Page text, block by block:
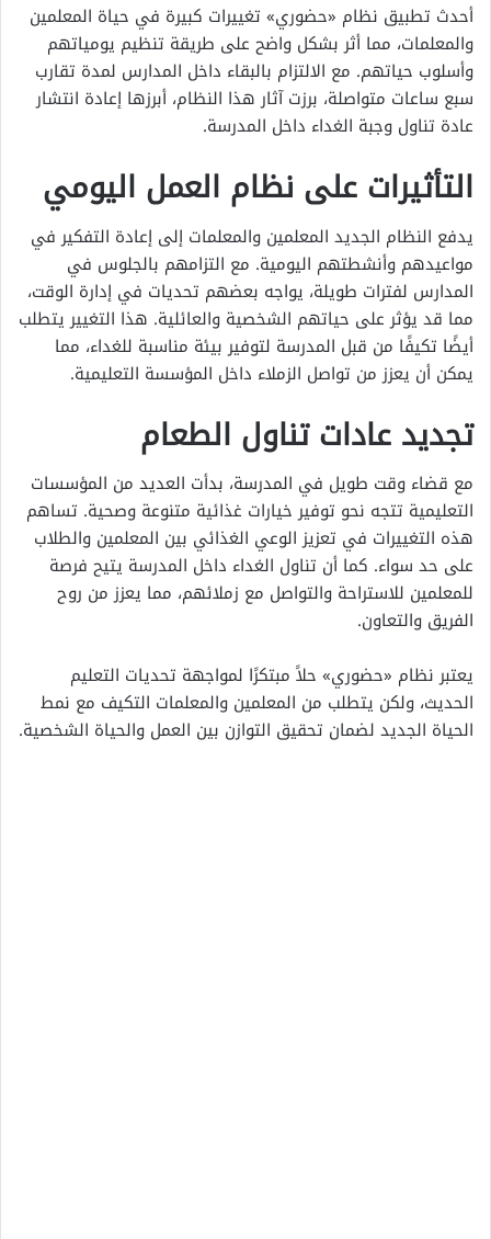
أحدث تطبيق نظام «حضوري» تغييرات كبيرة في حياة المعلمين
والمعلمات، مما أثر بشكل واضح على طريقة تنظيم يومياتهم
وأسلوب حياتهم. مع الالتزام بالبقاء داخل المدارس لمدة تقارب
سبع ساعات متواصلة، برزت آثار هذا النظام، أبرزها إعادة انتشار
عادة تناول وجبة الغداء داخل المدرسة.
التأثيرات على نظام العمل اليومي
يدفع النظام الجديد المعلمين والمعلمات إلى إعادة التفكير في
مواعيدهم وأنشطتهم اليومية. مع التزامهم بالجلوس في
المدارس لفترات طويلة، يواجه بعضهم تحديات في إدارة الوقت،
مما قد يؤثر على حياتهم الشخصية والعائلية. هذا التغيير يتطلب
أيضًا تكيفًا من قبل المدرسة لتوفير بيئة مناسبة للغداء، مما
يمكن أن يعزز من تواصل الزملاء داخل المؤسسة التعليمية.
تجديد عادات تناول الطعام
مع قضاء وقت طويل في المدرسة، بدأت العديد من المؤسسات
التعليمية تتجه نحو توفير خيارات غذائية متنوعة وصحية. تساهم
هذه التغييرات في تعزيز الوعي الغذائي بين المعلمين والطلاب
على حد سواء. كما أن تناول الغداء داخل المدرسة يتيح فرصة
للمعلمين للاستراحة والتواصل مع زملائهم، مما يعزز من روح
الفريق والتعاون.
يعتبر نظام «حضوري» حلاً مبتكرًا لمواجهة تحديات التعليم
الحديث، ولكن يتطلب من المعلمين والمعلمات التكيف مع نمط
الحياة الجديد لضمان تحقيق التوازن بين العمل والحياة الشخصية.